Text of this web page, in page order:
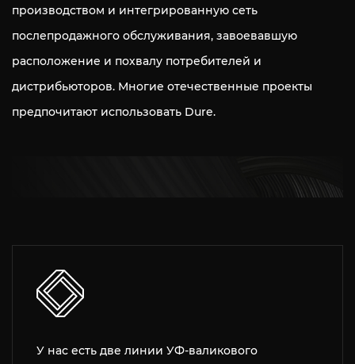
производством и интегрированную сеть
послепродажного обслуживания, завоевавшую
расположение и похвалу потребителей и
дистрибьюторов. Многие отечественные проекты
предпочитают использовать Dure.
У нас есть две линии УФ-валикового